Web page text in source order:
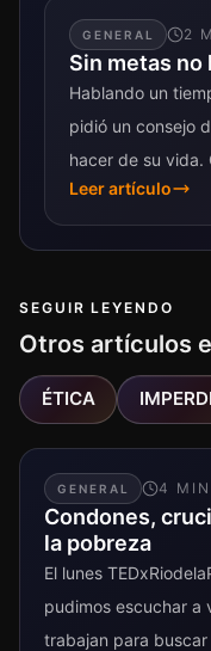
GENERAL 2
Sin metas no
Hablando un
pidió un consejo
hacer de su vida.
vueltas...
Leer artículo
SEGUIR LEYENDO
Otros artículos
ÉTICA
GENERAL 4 MIN
Condones,
la pobreza
El lunes
pudimos escuchar a
trabajan para